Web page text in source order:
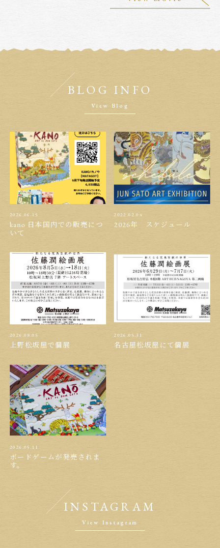
BLOG INFO
View Blog
2026.06.15
kano 日本国内での販売につ
いて
2022.02.04
2026年 スケジュール
2026.08.05
上野松坂屋で個展
2026.05.31
名古屋松坂屋にて個展
2026.05.11
ボードゲームが発売されま
す。
INSTAGRAM
View Instagram